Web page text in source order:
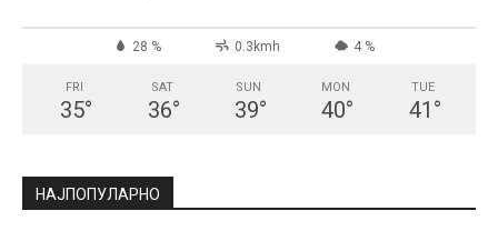
28 % 0.3kmh 4 %
FRI
35°
SAT
36°
SUN
39°
MON
40°
TUE
41 °
НАЈПОПУЛАРНО